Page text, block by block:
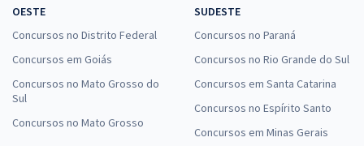
OESTE
Concursos no Distrito Federal
Concursos em Goiás
Concursos no Mato Grosso do
Sul
Concursos no Mato Grosso
SUDESTE
Concursos no Paraná
Concursos no Rio Grande do Sul
Concursos em Santa Catarina
Concursos no Espírito Santo
Concursos em Minas Gerais